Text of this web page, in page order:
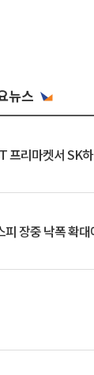
뉴스
프리마켓서 SK
피 장중 낙폭 확